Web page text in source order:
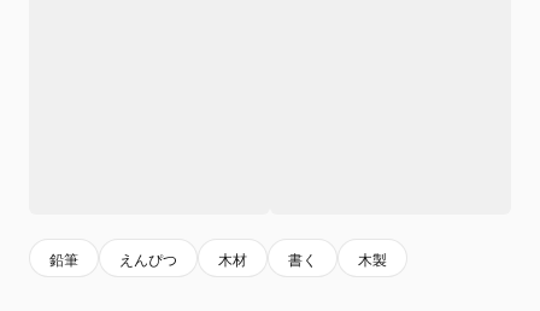
鉛筆 えんぴつ 木材 書く 木製